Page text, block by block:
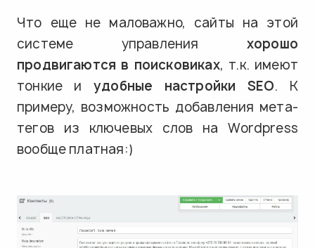
Что еще не маловажно, сайты на этой
системе управления хорошо
продвигаются в поисковиках, т.к. имеют
тонкие иудобные настройки SEO. К
примеру, возможность добавления мета-
тегов из ключевых слов на Wordpress
вообще платная:)